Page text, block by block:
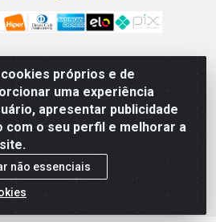
próprios e de
uma experiência
apresentar publicidade
com o seu perfil e melhorar a
não essenciais
Asr Ne 55 (412 Norte), Alameda
Palmas/TO - CEP 77.006-540 -
05.922.500/0001-02